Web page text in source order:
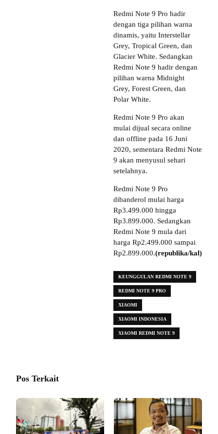
Redmi Note 9 Pro hadir
dengan tiga pilihan warna
dinamis, yaitu Interstellar
Grey, Tropical Green, dan
Glacier White. Sedangkan
Redmi Note 9 hadir dengan
pilihan warna Midnight
Grey, Forest Green, dan
Polar White.
Redmi Note 9 Pro akan
mulai dijual secara online
dan offline pada 16 Juni
2020, sementara Redmi Note
9 akan menyusul sehari
setelahnya.
Redmi Note 9 Pro
dibanderol mulai harga
Rp3.499.000 hingga
Rp3.899.000. Sedangkan
Redmi Note 9 mula dari
harga Rp2.499.000 sampai
Rp2.899.000.(republika/kal)
KEUNGGULAN REDMI NOTE 9
REDMI NOTE 9 PRO
XIAOMI
XIAOMI INDONESIA
XIAOMI REDMI NOTE 9
Pos Terkait